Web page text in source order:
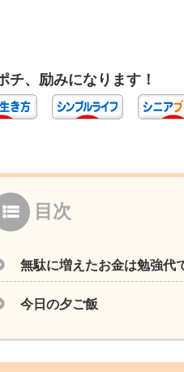
チ、励みになります！
目次
無駄に増えたお金は勉強代
今日の夕ご飯